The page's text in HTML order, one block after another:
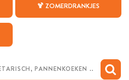
🍹 ZOMERDRANKJES